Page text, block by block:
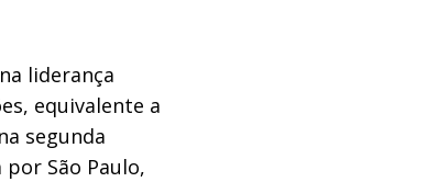
liderança
equivalente a
segunda
por São Paulo,